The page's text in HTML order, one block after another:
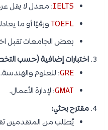
IELTS: معدل لا يقل عن
TOEFL ورقيًا أو ما يعادله
بعض الجامعات تقبل
اختبارات إضافية (حسب
GRE: للعلوم والهندسة.
GMAT: لإدارة الأعمال.
مقترح بحثي:
يُطلب من المتقدمين